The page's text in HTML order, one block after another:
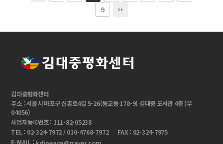
9
김대중평화센터
주소 : 서울시 마포구 신촌로4길 5-26(동교동 178-9) 김대중 도서관 4층 (우
04056)
사업자등록번호 : 111-82-05238
TEL : 02-324-7972 / 010-4768-7972
FAX : 02-324-7975
E-MAIL :